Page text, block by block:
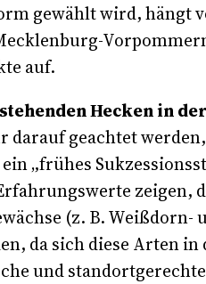
gewählt wird, hängt
auf.
Hecken in
darauf geachtet
„frühes
zeigen,
(z. B.
da sich diese Arten
und